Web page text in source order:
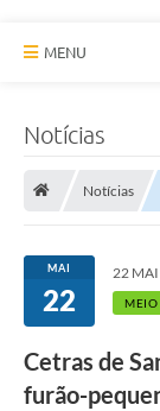
MENU
Serviços Online
Transparência
Legislação
Notícias
Notícias
MAI
22
22
MEIO
Cetras de
furão-